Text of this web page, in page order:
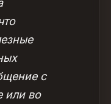
с
или во